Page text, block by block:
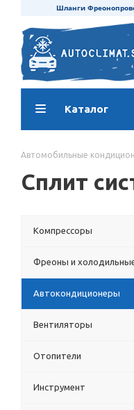
Шланги
Каталог
Автомобильные
Сплит
Компрессоры
Фреоны и
Автокондиционеры
Вентиляторы
Отопители
Инструмент